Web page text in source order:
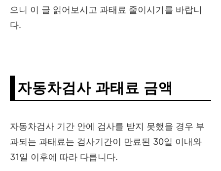
으니 이 글 읽어보시고 과태료 줄이시기를 바랍니
다.
자동차검사 과태료 금액
자동차검사 기간 안에 검사를 받지 못했을 경우 부
과되는 과태료는 검사기간이 만료된 30일 이내와
31일 이후에 따라 다릅니다.